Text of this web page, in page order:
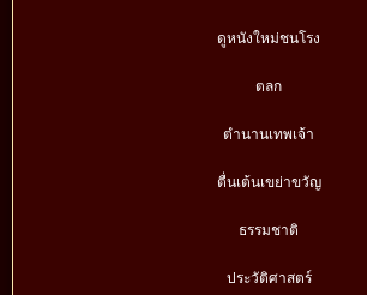
ดูหนังใหม่ชนโรง
ตลก
ตำนานเทพเจ้า
ตื่นเต้นเขย่าขวัญ
ธรรมชาติ
ประวัติศาสตร์